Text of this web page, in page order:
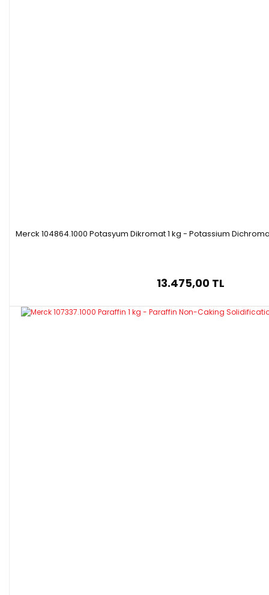
Merck 104864.1000 Potasyum Dikromat 1 kg - Potassium
13.475,00 TL